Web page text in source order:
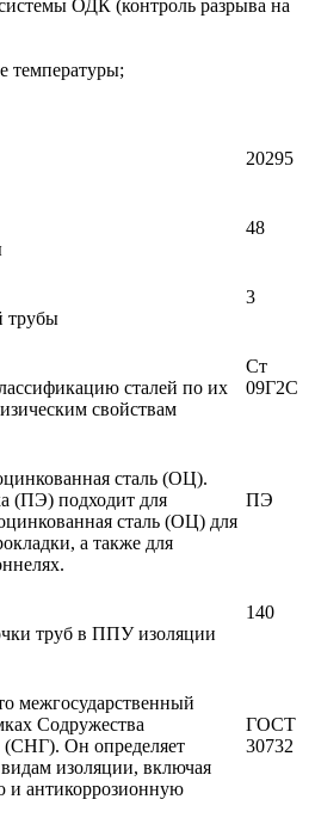
ОДК (контроль разрыва на
температуры;
20295
48
трубы
3
сталей по их
свойствам
Ст
09Г2С
сталь (ОЦ).
(ПЭ) подходит для
сталь (ОЦ) для
а также для
ПЭ
труб в ППУ изоляции
140
межгосударственный
Содружества
(СНГ). Он определяет
изоляции, включая
и антикоррозионную
ГОСТ
30732